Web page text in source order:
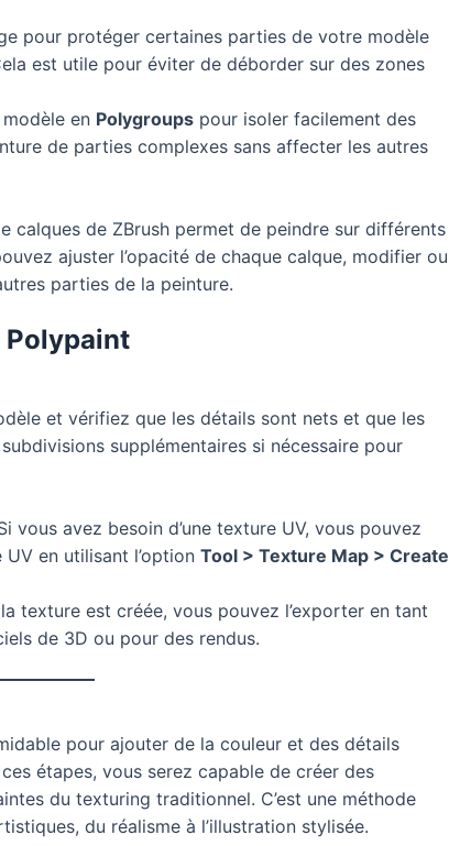
pour protéger certaines parties de votre modèle
est utile pour éviter de déborder sur des zones
en Polygroups pour isoler facilement des
de parties complexes sans affecter les autres
calques de ZBrush permet de peindre sur différents
ajuster l’opacité de chaque calque, modifier ou
parties de la peinture.
Polypaint
et vérifiez que les détails sont nets et que les
supplémentaires si nécessaire pour
vous avez besoin d’une texture UV, vous pouvez
en utilisant l’option Tool > Texture Map > Create
texture est créée, vous pouvez l’exporter en tant
de 3D ou pour des rendus.
pour ajouter de la couleur et des détails
étapes, vous serez capable de créer des
du texturing traditionnel. C’est une méthode
du réalisme à l’illustration stylisée.